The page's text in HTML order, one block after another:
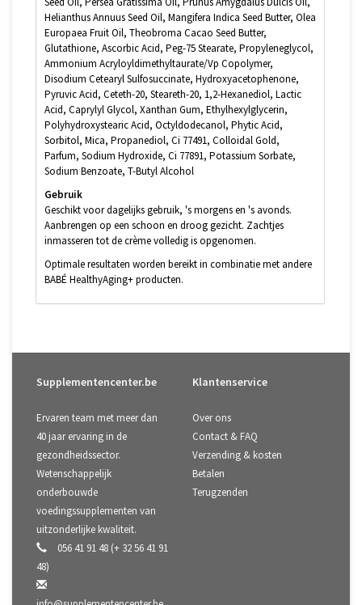
Helianthus Annuus Seed Oil, Mangifera Indica Seed Butter, Olea
Europaea Fruit Oil, Theobroma Cacao Seed Butter,
Glutathione, Ascorbic Acid, Peg-75 Stearate, Propyleneglycol,
Ammonium Acryloyldimethyltaurate/Vp Copolymer,
Disodium Cetearyl Sulfosuccinate, Hydroxyacetophenone,
Pyruvic Acid, Ceteth-20, Steareth-20, 1,2-Hexanediol, Lactic
Acid, Caprylyl Glycol, Xanthan Gum, Ethylhexylglycerin,
Polyhydroxystearic Acid, Octyldodecanol, Phytic Acid,
Sorbitol, Mica, Propanediol, Ci 77491, Colloidal Gold,
Parfum, Sodium Hydroxide, Ci 77891, Potassium Sorbate,
Sodium Benzoate, T-Butyl Alcohol
Gebruik
Geschikt voor dagelijks gebruik, 's morgens en 's avonds.
Aanbrengen op een schoon en droog gezicht. Zachtjes
inmasseren tot de crème volledig is opgenomen.
Optimale resultaten worden bereikt in combinatie met andere
BABÉ HealthyAging+ producten.
Supplementencenter.be
Ervaren team met meer dan
40 jaar ervaring in de
gezondheidssector.
Wetenschappelijk
onderbouwde
voedingssupplementen van
uitzonderlijke kwaliteit.
056 41 91 48 (+ 32 56 41 91
48)
Klantenservice
Over ons
Contact & FAQ
Verzending & kosten
Betalen
Terugzenden